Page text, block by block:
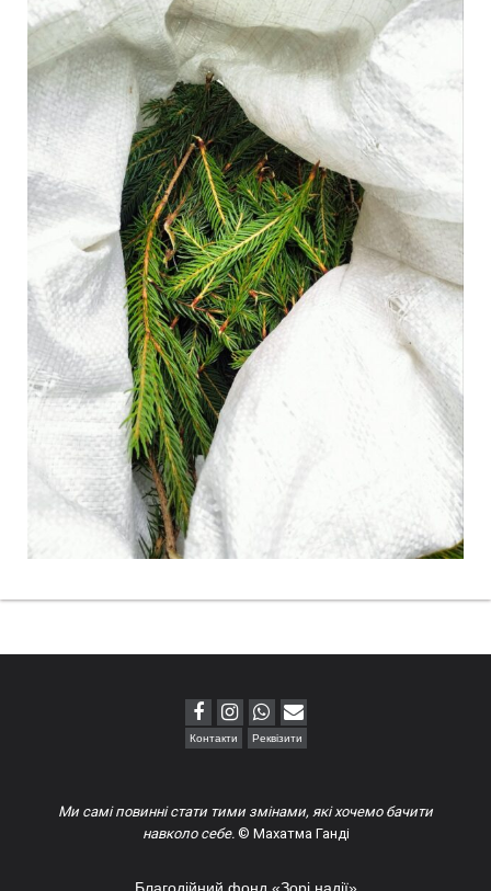
Контакти Реквізити
Ми самі повинні стати тими змінами, які хочемо бачити
навколо себе. © Махатма Ганді
Благодійний фонд «Зорі надії»